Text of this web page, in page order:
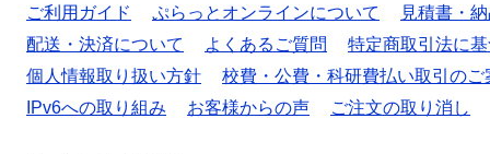
ご利用ガイド
ぷらっとオンラインについて
見積書・
配送・決済について
よくあるご質問
特定商取引法に
個人情報取り扱い方針
校費・公費・科研費払い取引のご
IPv6への取り組み
お客様からの声 ご注文の取り消し